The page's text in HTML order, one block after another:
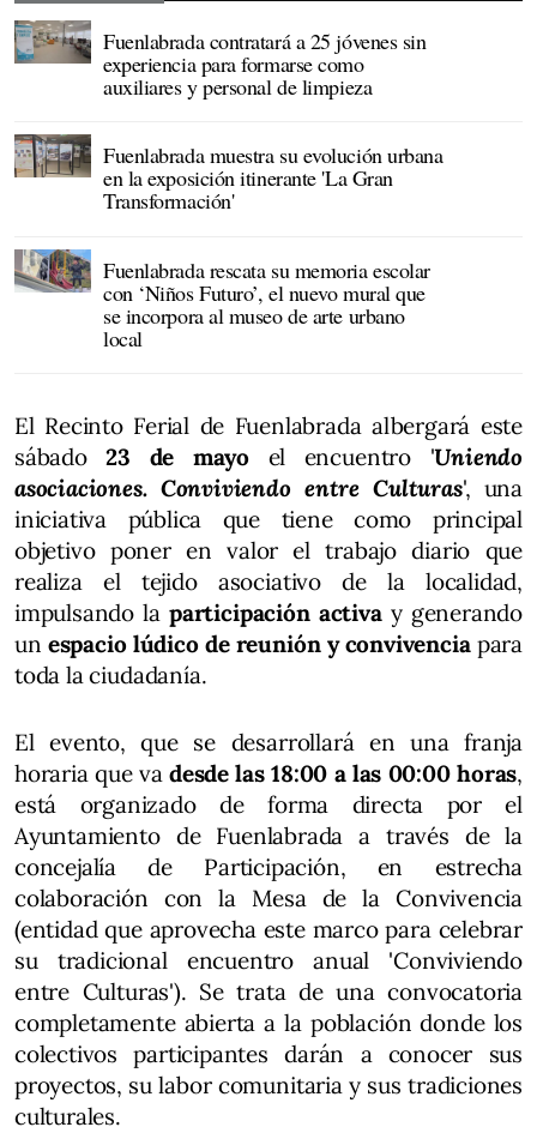
Fuenlabrada contratará a 25 jóvenes sin
experiencia para formarse como
auxiliares y personal de limpieza
Fuenlabrada muestra su evolución urbana
en la exposición itinerante 'La Gran
Transformación'
Fuenlabrada rescata su memoria escolar
con ‘Niños Futuro’, el nuevo mural que
se incorpora al museo de arte urbano
local
El Recinto Ferial de Fuenlabrada albergará este
sábado23 de mayoel encuentro 'Uniendo
asociaciones. Conviviendo entre Culturas', una
iniciativa pública que tiene como principal
objetivo poner en valor el trabajo diario que
realiza el tejido asociativo de la localidad,
impulsando laparticipación activay generando
un espacio lúdico de reunión y convivenciapara
toda la ciudadanía.
El evento, que se desarrollará en una franja
horaria que va desde las 18:00 a las 00:00 horas,
está organizado de forma directa por el
Ayuntamiento de Fuenlabrada a través de la
concejalía de Participación, en estrecha
colaboración con la Mesa de la Convivencia
(entidad que aprovecha este marco para celebrar
su tradicional encuentro anual 'Conviviendo
entre Culturas'). Se trata de una convocatoria
completamente abierta a la población donde los
colectivos participantes darán a conocer sus
proyectos, su labor comunitaria y sus tradiciones
culturales.